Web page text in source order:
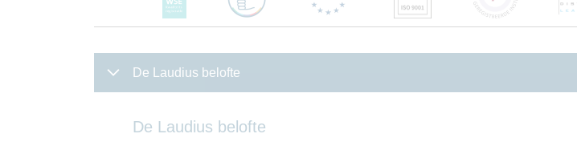
De Laudius belofte
De Laudius belofte